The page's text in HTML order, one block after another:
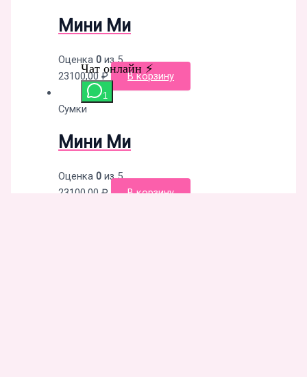
Мини Ми
Оценка0 из 5
23100,00₽ В корзину
Сумки
Мини Ми
Оценка0 из 5
23100,00₽ В корзину